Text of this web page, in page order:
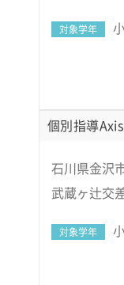
対象学年
個別指導
石川県金沢
武蔵ヶ辻交
対象学年